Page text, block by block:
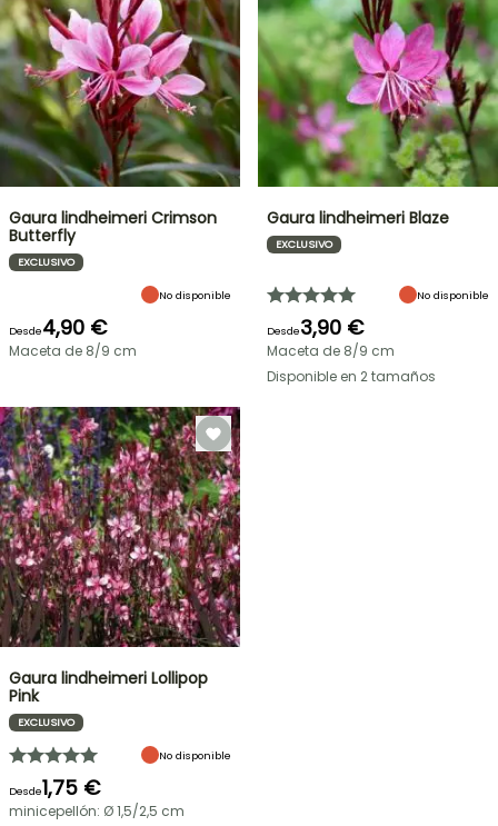
Gaura lindheimeri Crimson
Butterfly
EXCLUSIVO
No disponible
Desde4,90 €
Maceta de 8/9 cm
Gaura lindheimeri Blaze
EXCLUSIVO
No disponible
Desde3,90 €
Maceta de 8/9 cm
Disponible en 2 tamaños
Gaura lindheimeri Lollipop
Pink
EXCLUSIVO
No disponible
Desde1,75 €
minicepellón: Ø 1,5/2,5 cm